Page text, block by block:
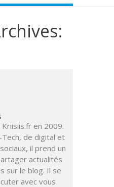
en 2009.
de digital et
il prend un
actualités
sur le blog. Il se
avec vous